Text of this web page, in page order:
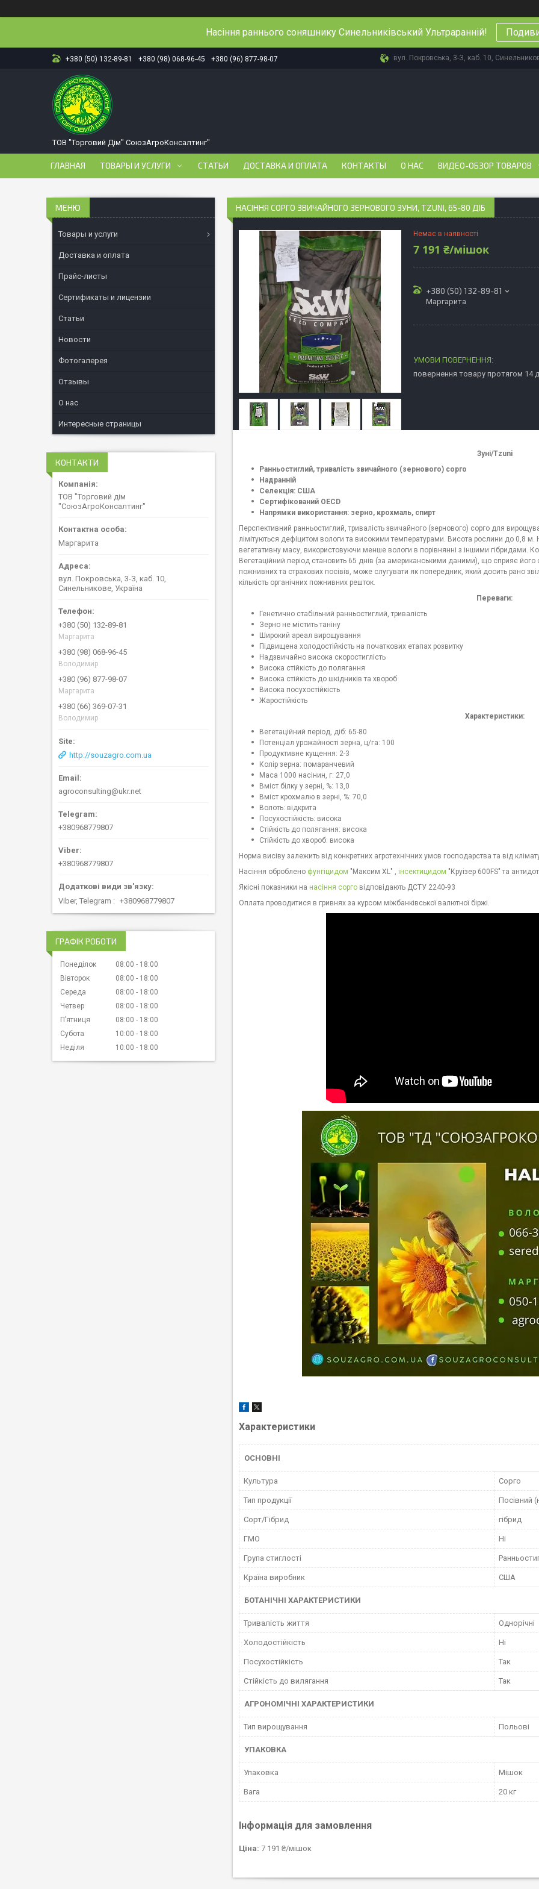
Насіння раннього соняшнику Синельниківський Ультраранній!
+380 (50) 132-89-81 +380 (98) 068-96-45 +380 (96) 877-98-07 вул. Покровська, 3-З, каб. 10,
ТОВ "Торговий Дім" СоюзАгроКонсалтинг"
ГЛАВНАЯ ТОВАРЫ И УСЛУГИ СТАТЬИ ДОСТАВКА И ОПЛАТА КОНТАКТЫ О НАС ВИДЕО-ОБЗОР ТОВАРОВ
НАСІННЯ СОРГО ЗВИЧАЙНОГО ЗЕРНОВОГО ЗУНИ, TZUNI, 65-80 ДІБ
Немає в наявності
7 191 ₴/мішок
+380 (50) 132-89-81
Маргарита
повернення товару протягом 14
Зуні/Tzuni
Ранньостиглий, тривалість звичайного (зернового) сорго
Надранній
Селекція: США
Сертифікований OECD
Напрямки використання: зерно, крохмаль, спирт
Перспективний ранньостиглий, тривалість звичайного (зернового) сорго для
лімітуються дефіцитом вологи та високими температурами. Висота рослини до 0,8
вегетативну масу, використовуючи менше вологи в порівнянні з іншими гібридами.
Вегетаційний період становить 65 днів (за американськими даними), що сприяє його
пожнивних та страхових посівів, може слугувати як попередник, який досить рано
кількість органічних пожнивних решток.
Переваги:
Генетично стабільний ранньостиглий, тривалість
Зерно не містить таніну
Широкий ареал вирощування
Підвищена холодостійкість на початкових етапах розвитку
Надзвичайно висока скоростиглість
Висока стійкість до полягання
Висока стійкість до шкідників та хвороб
Висока посухостійкість
Жаростійкість
Характеристики:
Вегетаційний період, діб: 65-80
Потенціал урожайності зерна, ц/га: 100
Продуктивне кущення: 2-3
Колір зерна: помаранчевий
Маса 1000 насінин, г: 27,0
Вміст білку у зерні, %: 13,0
Вміст крохмалю в зерні, %: 70,0
Волоть: відкрита
Посухостійкість: висока
Стійкість до полягання: висока
Стійкість до хвороб: висока
Норма висіву залежить від конкретних агротехнічних умов господарства та від
Насіння оброблено фунгіцидом "Максим XL" , інсектицидом "Круізер 600FS" та
Якісні показники на насіння сорго відповідають ДСТУ 2240-93
Оплата проводитися в гривнях за курсом міжбанківської валютної біржі.
Характеристики
ОСНОВНІ
Культура Сорго
Тип продукції Посівний
Сорт/Гібрид гібрид
ГМО Ні
Група стиглості
Країна виробник США
БОТАНІЧНІ ХАРАКТЕРИСТИКИ
Тривалість життя Однорічні
Холодостійкість Ні
Посухостійкість Так
Стійкість до вилягання Так
АГРОНОМІЧНІ ХАРАКТЕРИСТИКИ
Тип вирощування Польові
УПАКОВКА
Упаковка Мішок
Вага 20 кг
Інформація для замовлення
Ціна: 7 191 ₴/мішок
Товары и услуги
Доставка и оплата
Прайс-листы
Сертификаты и лицензии
Статьи
Новости
Фотогалерея
Отзывы
О нас
Интересные страницы
КОНТАКТИ
ТОВ "Торговий дім
"СоюзАгроКонсалтинг"
Маргарита
вул. Покровська, 3-З, каб. 10,
Синельникове, Україна
+380 (50) 132-89-81
Маргарита
+380 (98) 068-96-45
Володимир
+380 (96) 877-98-07
Маргарита
+380 (66) 369-07-31
Володимир
http://souzagro.com.ua
agroconsulting@ukr.net
+380968779807
+380968779807
Viber, Telegram +380968779807
ГРАФІК РОБОТИ
Понеділок 08:00
18:00
Вівторок
08:00
18:00
Середа
08:00
18:00
Четвер
08:00
18:00
Пʼятниця
08:00
18:00
Субота
10:00
18:00
Неділя
10:00 18:00